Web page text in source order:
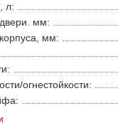
л:
мм:
мм:
огнестойкости: